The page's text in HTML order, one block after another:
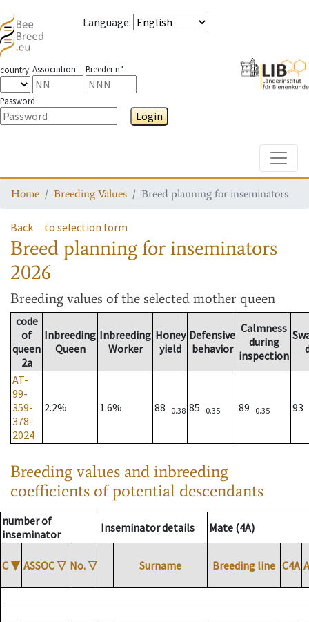
Language:
country Association Breeder n°
Password
Login
Home Breeding Values Breed planning for inseminators
Back to selection form
Breed planning for inseminators
2026
Breeding values of the selected mother queen
code
of
queen
2a
Inbreeding
Queen
Inbreeding
Worker
Honey
yield
Defensive
behavior
Calmness
during
inspection
AT-
99-
359-
378-
2024
2.2% 1.6% 88 0.38 85 0.35 89 0.35 93
Breeding values and inbreeding
coefficients of potential descendants
number of
inseminator
Inseminator details Mate (4A)
C ▼ ASSOC ▽ No. ▽ Surname Breeding line C4A